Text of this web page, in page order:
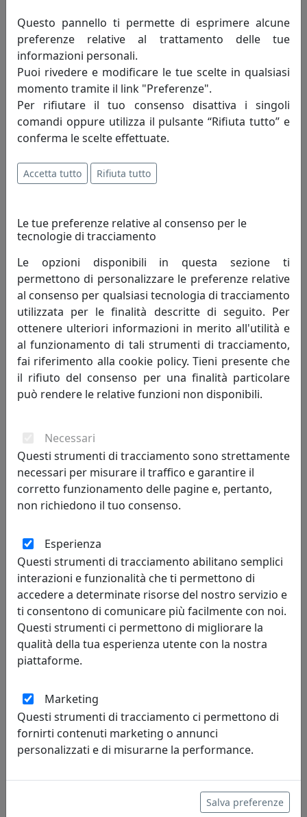
LAMPADA A SOSPENSIONE MEMORIA S1A4 MOROSINI, CODICE
ES0261SO04A4L3, CROMO
Morosini
LAMPADA A SOSPENSIONE MEMORIA S1A5 MOROSINI, CODICE
ES0261SO22A5L3, ORO
Morosini
478,00 €
Morosini
478,00 €
Questo pannello ti permette di esprimere alcune
preferenze relative al trattamento delle tue
informazioni personali.
Puoi rivedere e modificare le tue scelte in qualsiasi
momento tramite il link "Preferenze".
Per rifiutare il tuo consenso disattiva i singoli
comandi oppure utilizza il pulsante “Rifiuta tutto” e
conferma le scelte effettuate.
Accetta tutto Rifiuta tutto
Le tue preferenze relative al consenso per le
tecnologie di tracciamento
Le opzioni disponibili in questa sezione ti
permettono di personalizzare le preferenze relative
al consenso per qualsiasi tecnologia di tracciamento
utilizzata per le finalità descritte di seguito. Per
ottenere ulteriori informazioni in merito all'utilità e
al funzionamento di tali strumenti di tracciamento,
fai riferimento alla cookie policy. Tieni presente che
il rifiuto del consenso per una finalità particolare
può rendere le relative funzioni non disponibili.
Necessari
Questi strumenti di tracciamento sono strettamente
necessari per misurare il traffico e garantire il
corretto funzionamento delle pagine e, pertanto,
non richiedono il tuo consenso.
Esperienza
Questi strumenti di tracciamento abilitano semplici
interazioni e funzionalità che ti permettono di
accedere a determinate risorse del nostro servizio e
ti consentono di comunicare più facilmente con noi.
Questi strumenti ci permettono di migliorare la
qualità della tua esperienza utente con la nostra
piattaforme.
Marketing
Questi strumenti di tracciamento ci permettono di
fornirti contenuti marketing o annunci
personalizzati e di misurarne la performance.
Salva preferenze